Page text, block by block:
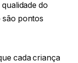
do
são pontos
cada criança